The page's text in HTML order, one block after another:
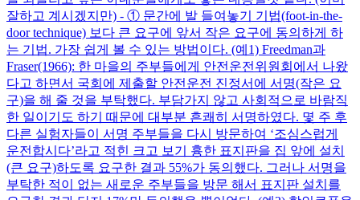
잘하고 계시겠지만) - ① 문간에 발 들여놓기 기법(foot-in-the-
door technique) 보다 큰 요구에 앞서 작은 요구에 동의하게 하
는 기법. 가장 쉽게 볼 수 있는 방법이다. (예1) Freedman과
Fraser(1966): 한 마을의 주부들에게 안전운전위원회에서 나왔
다고 하면서 국회에 제출할 안전운전 진정서에 서명(작은 요
구)을 해 줄 것을 부탁했다. 부담가지 않고 사회적으로 바람직
한 일이기도 하기 때문에 대부분 흔쾌히 서명하였다. 몇 주 후
다른 실험자들이 서명 주부들을 다시 방문하여 ‘조심스럽게
운전합시다’라고 적힌 크고 보기 흉한 표지판을 집 앞에 설치
(큰 요구)하도록 요구한 결과 55%가 동의했다. 그러나 서명을
부탁한 적이 없는 새로운 주부들을 방문 해서 표지판 설치를